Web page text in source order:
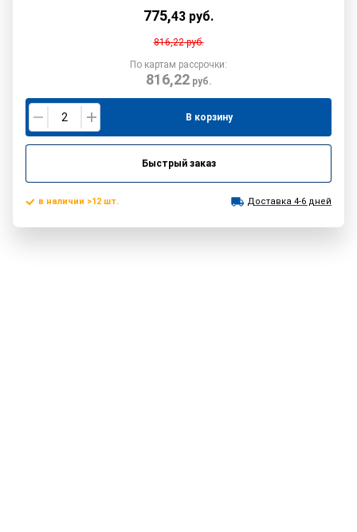
775,43 руб.
816,22руб.
По картам рассрочки:
816,22руб.
В корзину
Быстрый заказ
в наличии >12 шт. Доставка 4-6 дней